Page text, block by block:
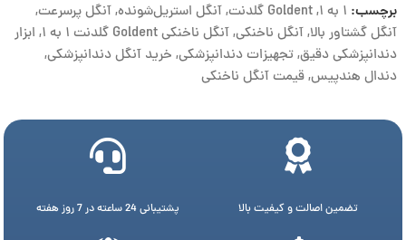
برچسب: ۱ به ۱ ,Goldent گلدنت ,آنگل استریل‌شونده,آنگل پرسرعت,
آنگل گشتاور بالا,آنگل ناخنکی,آنگل ناخنکی Goldent گلدنت ۱ به ۱ , ابزار
دندانپزشکی دقیق,تجهیزات دندانپزشکی, خرید آنگل دندانپزشکی,
دندال هندپیس,قیمت آنگل ناخنکی
تضمین اصالت و کیفیت بالا پشتیبانی 24 ساعته در 7 روز هفته